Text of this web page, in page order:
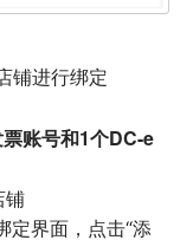
铺进行绑定
账号和1个DC-e
铺
定界面，点击“添